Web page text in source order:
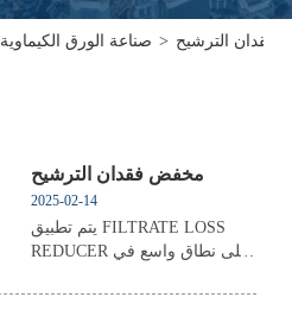
صناعة الورق الكيماوية > الترشيح
مخفض فقدان الترشيح
2025-02-14
يتم تطبيق FILTRATE LOSS
REDUCER على نطاق واسع في
المؤسسات الصناعية ومعالجة